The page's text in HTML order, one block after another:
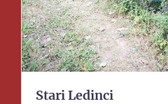
Stari Ledinci